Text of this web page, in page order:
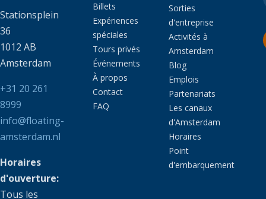
Stationsplein
36
1012 AB
Amsterdam
+31 20 261
8999
info@floating-
amsterdam.nl
Horaires
d'ouverture:
Tous les
Billets
Expériences
spéciales
Tours privés
Événements
À propos
Contact
FAQ
Sorties
d'entreprise
Activités à
Amsterdam
Blog
Emplois
Partenariats
Les canaux
d'Amsterdam
Horaires
Point
d'embarquement